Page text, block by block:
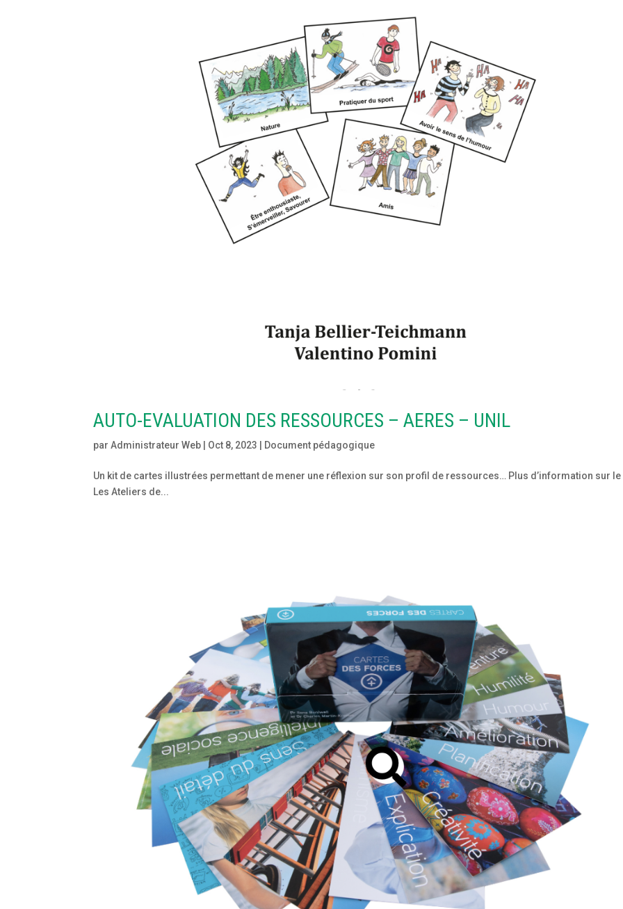
AUTO-EVALUATION DES RESSOURCES – AERES – UNIL
parAdministrateur Web Oct 8, 2023 Document pédagogique
Un kit de cartes illustrées permettant de mener une réflexion sur son profil de ressources… Plus d’information sur
Les Ateliers de...